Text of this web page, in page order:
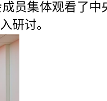
员集体观看了中
研讨。